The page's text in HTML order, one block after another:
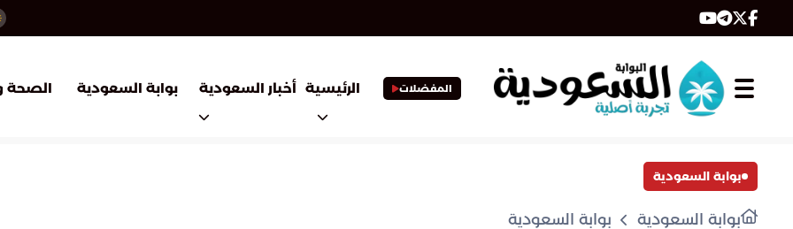
المفضلات الرئيسية أخبار السعودية بوابة السعودية الصحة
بوابة السعودية
بوابة السعودية بوابة السعودية